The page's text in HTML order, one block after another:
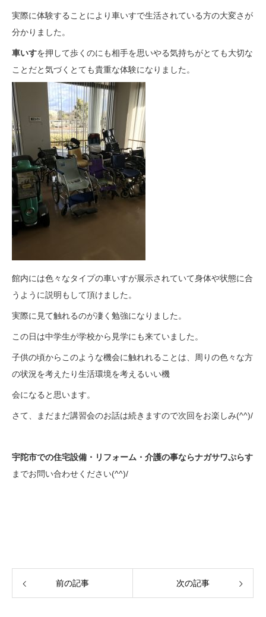
実際に体験することにより車いすで生活されている方の大変さが
分かりました。
車いすを押して歩くのにも相手を思いやる気持ちがとても大切な
ことだと気づくとても貴重な体験になりました。
館内には色々なタイプの車いすが展示されていて身体や状態に合
うように説明もして頂けました。
実際に見て触れるのが凄く勉強になりました。
この日は中学生が学校から見学にも来ていました。
子供の頃からこのような機会に触れれることは、周りの色々な方
の状況を考えたり生活環境を考えるいい機
会になると思います。
さて、まだまだ講習会のお話は続きますので次回をお楽しみ(^^)/
宇陀市での住宅設備・リフォーム・介護の事ならナガサワぷらす
までお問い合わせください(^^)/
前の記事 次の記事